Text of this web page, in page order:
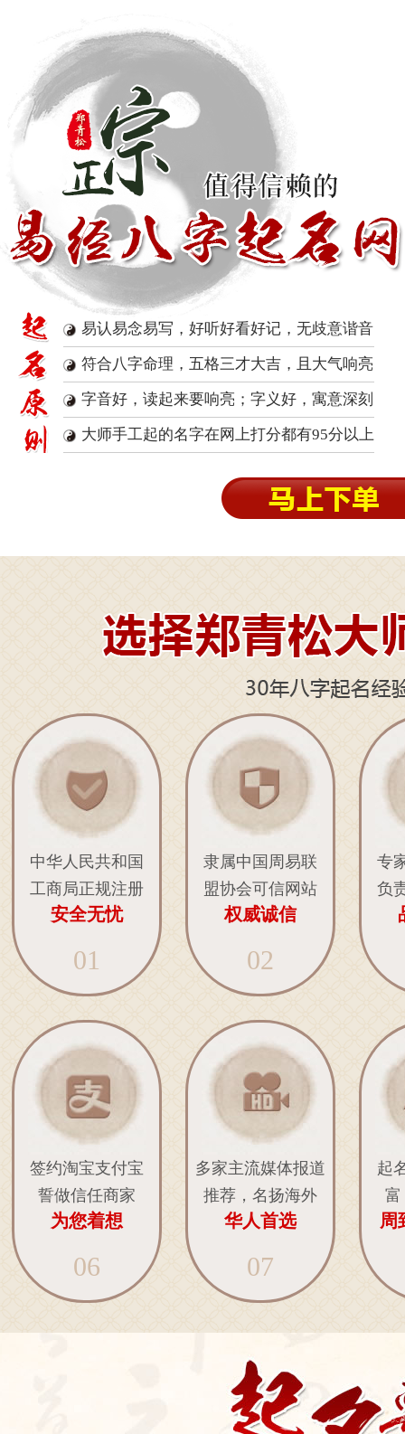
易认易念易写，好听好看好记，无歧意谐音
符合八字命理，五格三才大吉，且大气响亮
字音好，读起来要响亮；字义好，寓意深刻
大师手工起的名字在网上打分都有95分以上
中华人民共和国
工商局正规注册
安全无忧
01
隶属中国周易联
盟协会可信网站
权威诚信
02
专
负
签约淘宝支付宝
誓做信任商家
为您着想
06
多家主流媒体报道
推荐，名扬海外
华人首选
07
起
富
周